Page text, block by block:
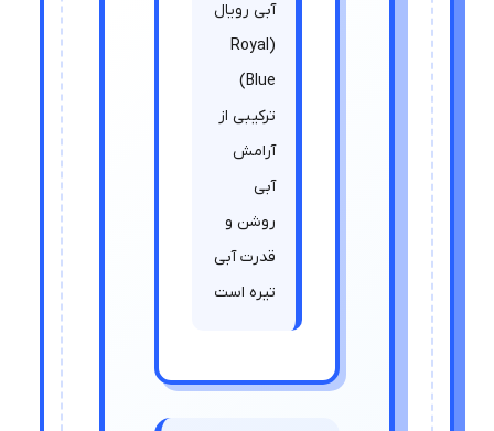
آبی رویال
(Royal
Blue)
ترکیبی از
آرامش
آبی
روشن و
قدرت آبی
تیره است